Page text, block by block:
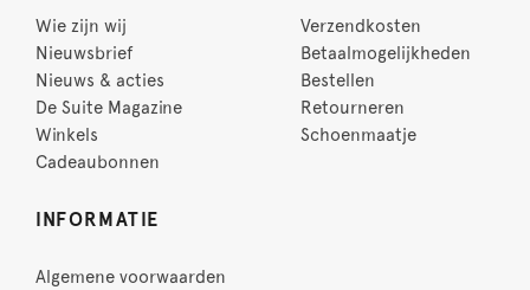
Wie zijn wij
Nieuwsbrief
Nieuws & acties
De Suite Magazine
Winkels
Cadeaubonnen
Verzendkosten
Betaalmogelijkheden
Bestellen
Retourneren
Schoenmaatje
INFORMATIE
Algemene voorwaarden